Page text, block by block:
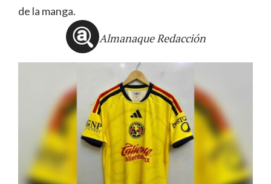
de la manga.
Almanaque Redacción